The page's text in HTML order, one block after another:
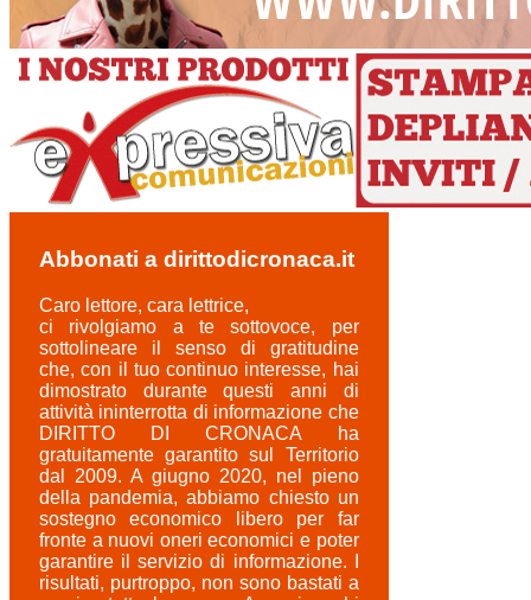
Abbonati a dirittodicronaca.it
Caro lettore, cara lettrice,
ci rivolgiamo a te sottovoce, per
sottolineare il senso di gratitudine
che, con il tuo continuo interesse, hai
dimostrato durante questi anni di
attività ininterrotta di informazione che
DIRITTO DI CRONACA ha
gratuitamente garantito sul Territorio
dal 2009. A giugno 2020, nel pieno
della pandemia, abbiamo chiesto un
sostegno economico libero per far
fronte a nuovi oneri economici e poter
garantire il servizio di informazione. I
risultati, purtroppo, non sono bastati a